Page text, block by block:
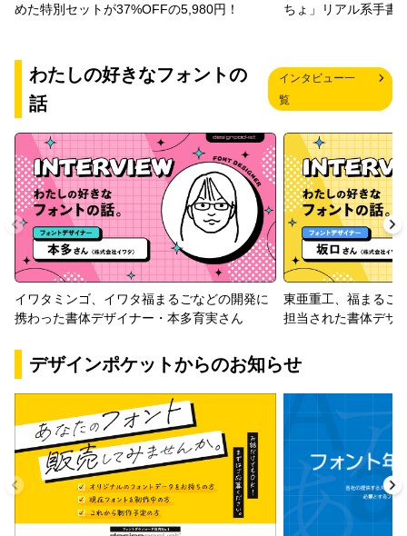
めた特別セットが37%OFFの5,980円！
ちょ」リアル系手書
わたしの好きなフォントの
話
インタビュー一
覧
イワタミンゴ、イワタ福まるごなどの開発に
携わった書体デザイナー・本多育実さん
東亜重工、福まるご
担当された書体デザ
デザインポケットからのお知らせ